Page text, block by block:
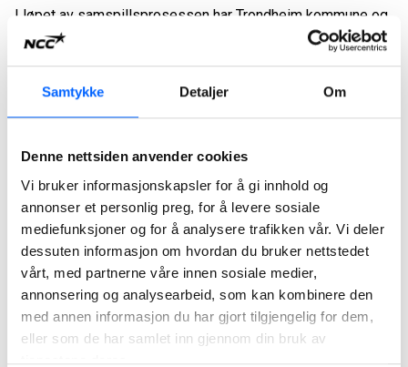
Samtykke Detaljer Om
Denne nettsiden anvender cookies
Vi bruker informasjonskapsler for å gi innhold og
annonser et personlig preg, for å levere sosiale
mediefunksjoner og for å analysere trafikken vår. Vi deler
dessuten informasjon om hvordan du bruker nettstedet
vårt, med partnerne våre innen sosiale medier,
annonsering og analysearbeid, som kan kombinere den
med annen informasjon du har gjort tilgjengelig for dem,
eller som de har samlet inn gjennom din bruk av
I løpet av samspillsprosessen har Trondheim kommune og
NCC jobbet frem løsninger som har bidratt til å redusere
- Det har vært en svært god prosess og vi har fått
maksimalt ut av et forbilledlig samspill hvor vi har utnyttet
kjempeprosjekt som hele Trondheim kan nyte godt av,
kommenterte Lars Petter Gamlem, distriktsleder for NCC
Building Midt-Norge.
Plusshusstandard
NCC og Trondheim kommune har et sterkt fokus på gode
bærekraftige løsninger i prosjektet. Utførelsen på
byggeplassen vil være tilnærmet utslippsfri, hvor
elektriske maskiner med mulighet for hurtiglading skal